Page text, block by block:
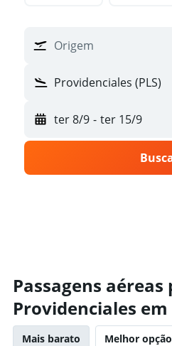
Origem
Providenciales (PLS)
ter 8/9 - ter 15/9
Passagens aéreas
Providenciales em
Mais barato Melhor opção